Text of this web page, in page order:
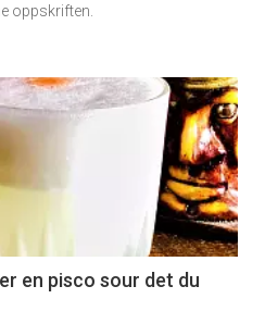
oppskriften.
en pisco sour det du